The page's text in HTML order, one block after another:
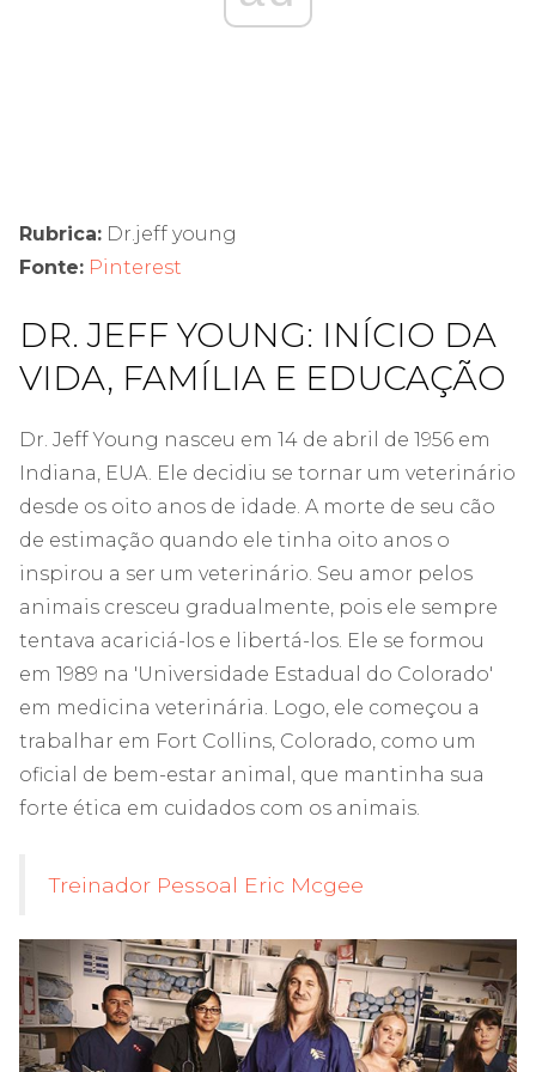
Rubrica: Dr.jeff young
Fonte: Pinterest
DR. JEFF YOUNG: INÍCIO DA
VIDA, FAMÍLIA E EDUCAÇÃO
Dr. Jeff Young nasceu em 14 de abril de 1956 em
Indiana, EUA. Ele decidiu se tornar um veterinário
desde os oito anos de idade. A morte de seu cão
de estimação quando ele tinha oito anos o
inspirou a ser um veterinário. Seu amor pelos
animais cresceu gradualmente, pois ele sempre
tentava acariciá-los e libertá-los. Ele se formou
em 1989 na 'Universidade Estadual do Colorado'
em medicina veterinária. Logo, ele começou a
trabalhar em Fort Collins, Colorado, como um
oficial de bem-estar animal, que mantinha sua
forte ética em cuidados com os animais.
Treinador Pessoal Eric Mcgee